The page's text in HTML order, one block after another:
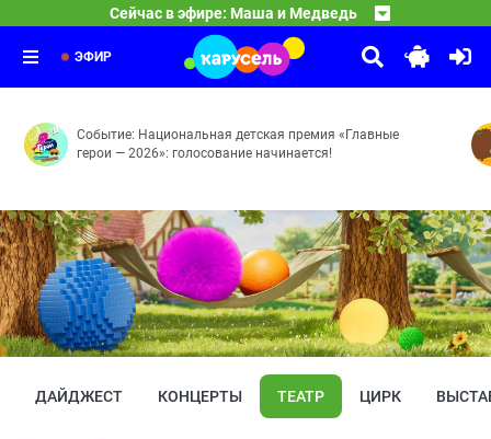
Сейчас в эфире: Маша и Медведь
Круги на траве — Пикник в сиреневых тонах —
17:30
Смешарики
Принц для Нюши — Двигатель прогресса — Как
Оранжевая корова
Средние века — Розыгрыш — Грабли — Робот —
ЭФИР
Событие: Национальная детская премия «Главные
герои — 2026»: голосование начинается!
ДАЙДЖЕСТ КОНЦЕРТЫ ТЕАТР ЦИРК